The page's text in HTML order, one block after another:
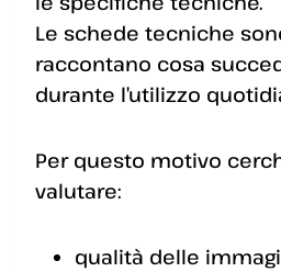
Le schede tecniche
raccontano cosa
durante l’utilizzo
Per questo motivo
valutare:
qualità delle